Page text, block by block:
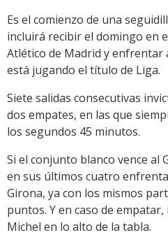
Es el comienzo de una
incluirá recibir el domingo en
Atlético de Madrid y enfrentar
está jugando el título de Liga.
Siete salidas consecutivas
dos empates, en las que
los segundos 45 minutos.
Si el conjunto blanco vence al
en sus últimos cuatro
Girona, ya con los mismos
puntos. Y en caso de
Michel en lo alto de la tabla.